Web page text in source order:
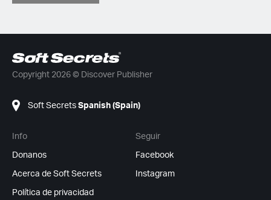
Copyright 2026 © Discover Publisher
Soft Secrets Spanish (Spain)
Info
Donanos
Acerca de Soft Secrets
Política de privacidad
Seguir
Facebook
Instagram